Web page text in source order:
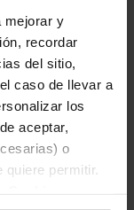
mejorar y
recordar
del sitio,
caso de llevar a
los
aceptar,
o
permitir.